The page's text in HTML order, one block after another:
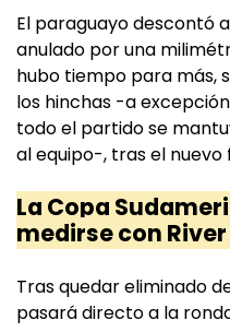
El paraguayo descontó
anulado por una
hubo tiempo para más,
los hinchas -a
todo el partido se
al equipo-, tras el nuevo
La Copa
medirse con
Tras quedar eliminado
pasará directo a la